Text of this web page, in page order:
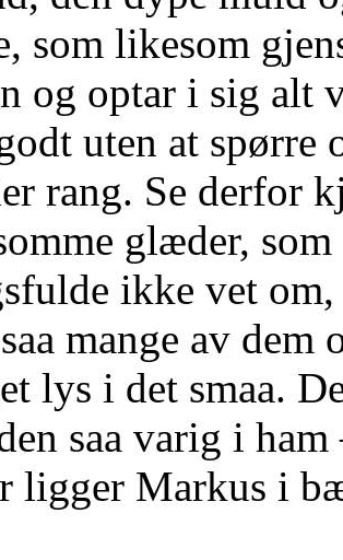
som likesom
og optar i sig alt
uten at spørre
rang. Se derfor
glæder, som
ikke vet
mange av dem
lys i det smaa.
saa varig i
ligger Markus i